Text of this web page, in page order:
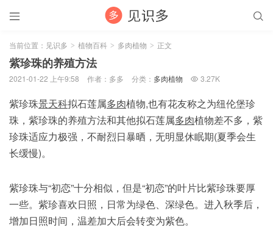
 
当前位置： 见识多 > 植物百科 > 多肉植物 > 正文
紫珍珠的养殖方法
2021-01-22 上午9:58 作者：多多 分类： 多肉植物  3.27K
紫珍珠景天科拟石莲属多肉植物,也有花友称之为纽伦堡珍
珠，紫珍珠的养殖方法和其他拟石莲属多肉植物差不多，紫
珍珠适应力极强，不耐烈日暴晒，无明显休眠期(夏季会生
长缓慢)。
紫珍珠与“初恋”十分相似，但是“初恋”的叶片比紫珍珠要厚
一些。紫珍喜欢日照，日常为绿色、深绿色。进入秋季后，
增加日照时间，温差加大后会转变为紫色。